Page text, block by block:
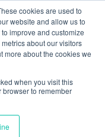
cookies are used to
website and allow us to
improve and customize
about our visitors
more about the cookies we
when you visit this
to remember
– NACH